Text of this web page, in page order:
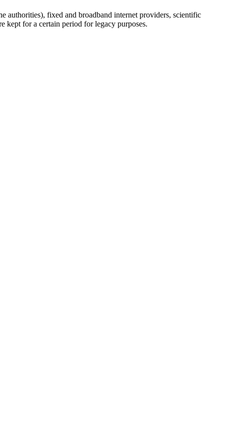
authorities), fixed and broadband internet providers, scientific
kept for a certain period for legacy purposes.